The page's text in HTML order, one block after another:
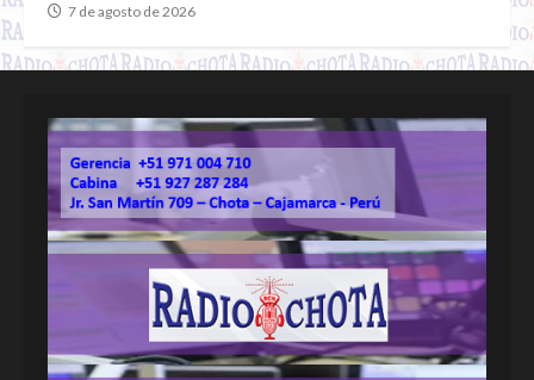
7 de agosto de 2026